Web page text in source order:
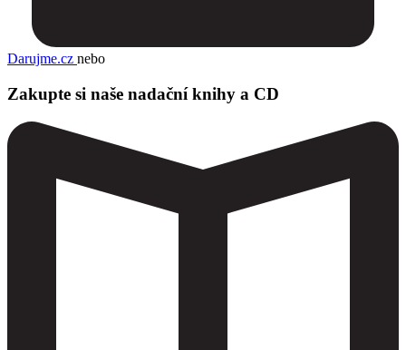
Darujme.cz nebo
Zakupte si naše nadační knihy a CD